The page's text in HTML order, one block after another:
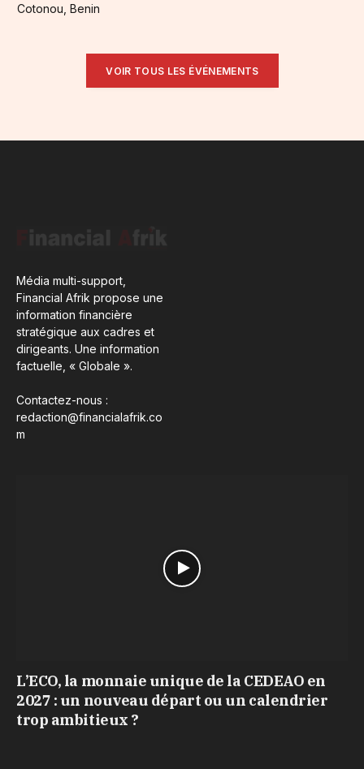
Cotonou, Benin
VOIR TOUS LES ÉVÉNEMENTS
Média multi-support,
Financial Afrik propose une
information financière
stratégique aux cadres et
dirigeants. Une information
factuelle, « Globale ».
Contactez-nous :
redaction@financialafrik.co
m
L’ECO, la monnaie unique de la CEDEAO en
2027 : un nouveau départ ou un calendrier
trop ambitieux ?